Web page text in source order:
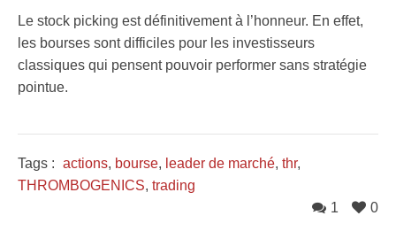
Le stock picking est définitivement à l’honneur. En effet,
les bourses sont difficiles pour les investisseurs
classiques qui pensent pouvoir performer sans stratégie
pointue.
Tags : actions, bourse, leader de marché, thr,
THROMBOGENICS, trading
0
1